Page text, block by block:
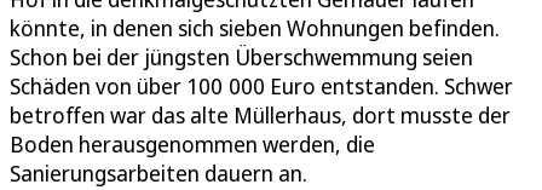
könnte, in denen sich sieben Wohnungen befinden.
Schon bei der jüngsten Überschwemmung seien
Schäden von über 100 000 Euro entstanden. Schwer
betroffen war das alte Müllerhaus, dort musste der
Boden herausgenommen werden, die
Sanierungsarbeiten dauern an.